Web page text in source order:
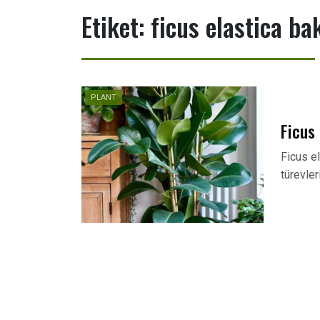
Etiket: ficus elastica
PLANT
Ficus